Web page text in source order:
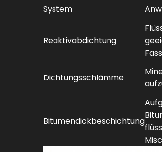
System
Reaktivabdichtung
Dichtungsschlämme
Bitumendickbeschichtung